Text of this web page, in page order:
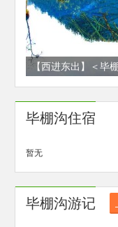
【西进东出】＜毕
冰川+九寨沟2-8人
姆车环线新玩法，
毕棚沟住宿
暂无
毕棚沟游记